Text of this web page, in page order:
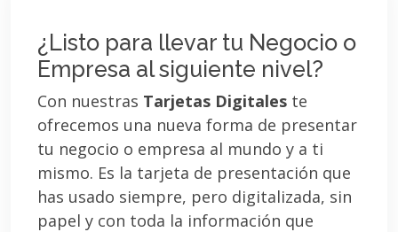
¿Listo para llevar tu Negocio o
Empresa al siguiente nivel?
Con nuestras Tarjetas Digitales te
ofrecemos una nueva forma de presentar
tu negocio o empresa al mundo y a ti
mismo. Es la tarjeta de presentación que
has usado siempre, pero digitalizada, sin
papel y con toda la información que